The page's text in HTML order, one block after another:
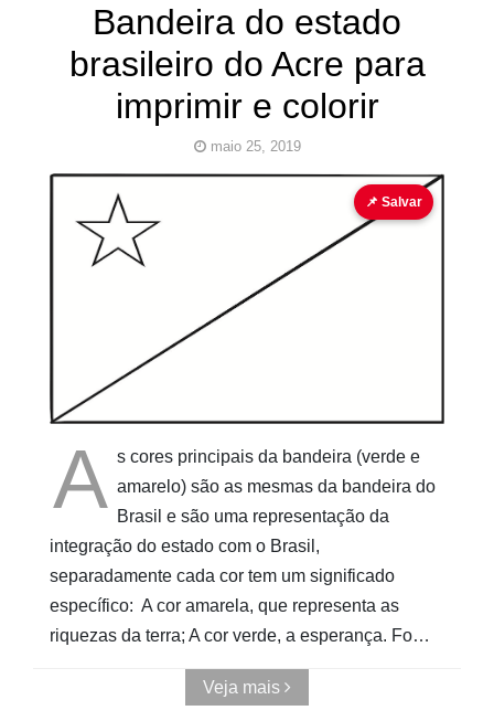
Bandeira do estado
brasileiro do Acre para
imprimir e colorir
maio 25, 2019
bandeira para colorir📌 Salvar
A s cores principais da bandeira (verde e
amarelo) são as mesmas da bandeira do
Brasil e são uma representação da
integração do estado com o Brasil,
separadamente cada cor tem um significado
específico: A cor amarela, que representa as
riquezas da terra; A cor verde, a esperança. Fo…
Veja mais